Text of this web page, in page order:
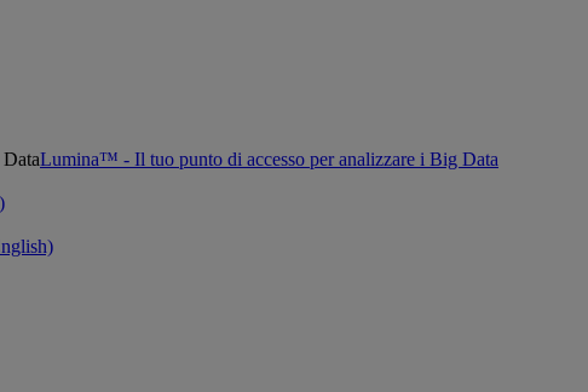
Lumina™ - Il tuo punto di accesso per analizzare i Big Data